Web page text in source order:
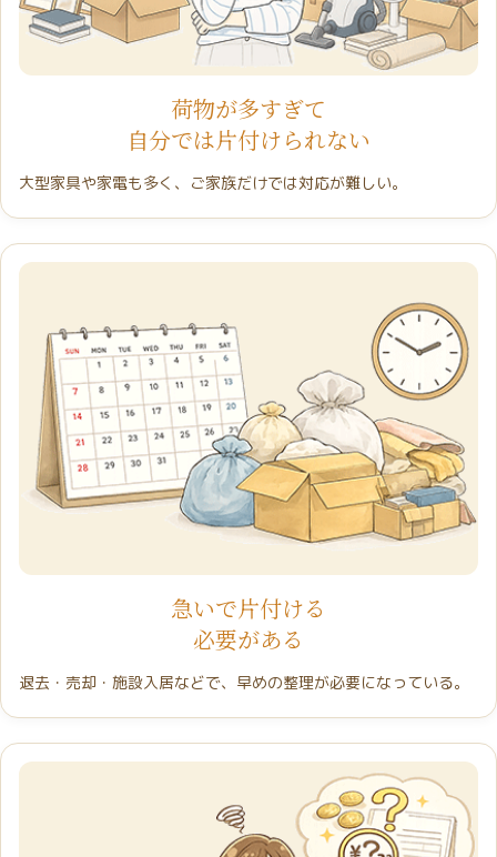
荷物が多すぎて
自分では片付けられない
大型家具や家電も多く、ご家族だけでは対応が難しい。
急いで片付ける
必要がある
退去・売却・施設入居などで、早めの整理が必要になっている。